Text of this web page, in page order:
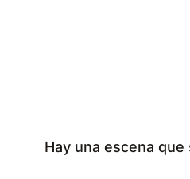
Hay una escena